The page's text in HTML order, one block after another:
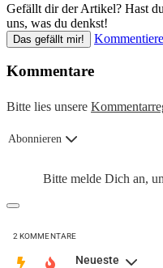
Gefällt dir der Artikel? Hast
uns, was du denkst!
Das gefällt mir!
Kommentare
Bitte lies unsere
Abonnieren
Bitte melde Dich an,
2KOMMENTARE
Neueste